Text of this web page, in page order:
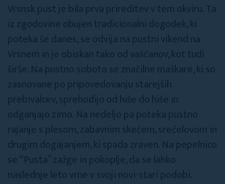
Vrsnsk pust je bila prva prireditev v tem okviru. Ta
iz zgodovine obujen tradicionalni dogodek, ki
poteka še danes, se odvija na pustni vikend na
Vrsnem in je obiskan tako od vaščanov, kot tudi
širše. Na pustno soboto se značilne maškare, ki so
zasnovane po pripovedovanju starejših
prebivalcev, sprehodijo od hiše do hiše in
odganjajo zimo. Na nedeljo pa poteka pustno
rajanje s plesom, zabavnim skečem, srečelovom in
drugim dogajanjem, ki spada zraven. Na pepelnico
se “Pusta” zažge in pokoplje, da se lahko
naslednje leto vrne v svoji novi-stari podobi.